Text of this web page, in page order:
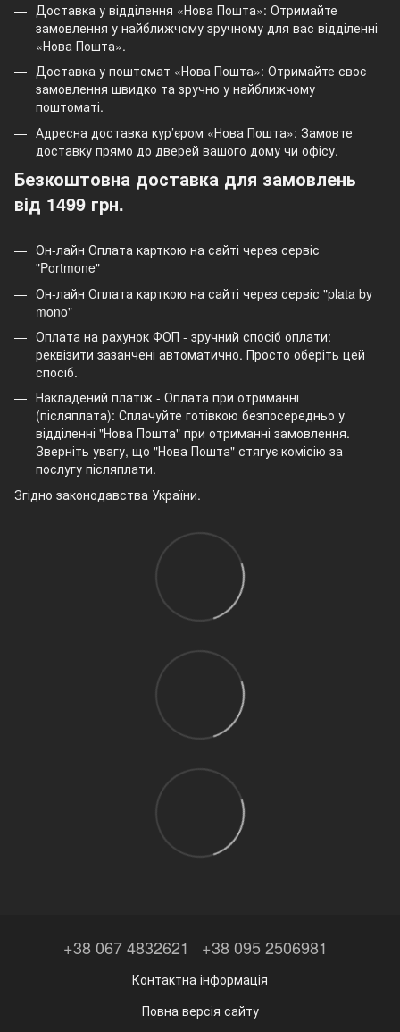
Доставка у відділення «Нова Пошта»: Отримайте
замовлення у найближчому зручному для вас відділенні
«Нова Пошта».
Доставка у поштомат «Нова Пошта»: Отримайте своє
замовлення швидко та зручно у найближчому
поштоматі.
Адресна доставка кур’єром «Нова Пошта»: Замовте
доставку прямо до дверей вашого дому чи офісу.
Безкоштовна доставка для замовлень
від 1499 грн.
Он-лайн Оплата карткою на сайті через сервіс
"Portmone"
Он-лайн Оплата карткою на сайті через сервіс "plata by
mono"
Оплата на рахунок ФОП - зручний спосіб оплати:
реквізити зазанчені автоматично. Просто оберіть цей
спосіб.
Накладений платіж - Оплата при отриманні
(післяплата): Сплачуйте готівкою безпосередньо у
відділенні "Нова Пошта" при отриманні замовлення.
Зверніть увагу, що "Нова Пошта" стягує комісію за
послугу післяплати.
Згідно законодавства України.
+38 067 4832621 +38 095 2506981
Контактна інформація
Повна версія сайту